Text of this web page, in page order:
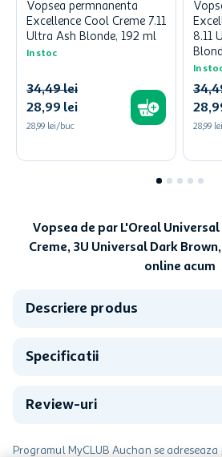
Vopsea permnanenta
Excellence Cool Creme 7.11
Ultra Ash Blonde, 192 ml
In stoc
28,99 lei
34,49lei
28,99 lei/buc
8.11
In
28,
34,
28,99
Vopsea de par L'Oreal
Creme, 3U Universal Dark
online acum
Descriere produs
Specificatii
Review-uri
Programul MyCLUB Auchan se